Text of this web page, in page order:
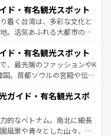
やハワイアンミュージッ
すべてがハワイの魅力を彩
発見と感動が待っているハ
しい。
えるウルル（エアーズロッ
林やケアンズの熱帯雨林な
、カフェやワイン、オージ
ており、サーフィンやダイ
トドア好きにはたまらな
力を存分に味わいつくそ
ド・有名観光スポット
着く台湾は、多彩な文化と
。活気あふれる大都市の台
台湾東部など、都市の喧騒
、訪れる人に新しい発見と
、奥深い台湾の食文化も魅
ど、バラエティ豊かな料理
ド・有名観光スポット
、最先端のファッションやK
。首都ソウルの宮殿や伝統
々の自然美を楽しむことが
、絶品のストリートフード
っている。夜には、韓国な
きる。あたたかいホスピタ
ガイド・有名観光スポ
的なベトナム。南北に細長
風景や青々とした山々、世